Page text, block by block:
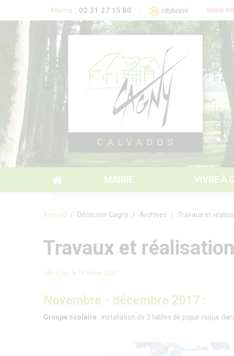
Mairie : 02 31 27 15 80
MAIRIE VIVRE À
Formulaire de recherche
Accueil Découvrir Cagny Archives Travaux et
Travaux et
Mis à jour le 19 février 2021
Novembre - décembre 2017 :
Groupe scolaire : installation de 3 tables de pique-nique